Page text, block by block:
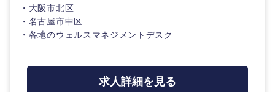
・大阪市北区
・名古屋市中区
・各地のウェルスマネジメントデスク
求人詳細を見る